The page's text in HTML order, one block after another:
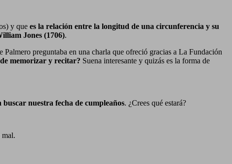
y que es la relación entre la longitud de una circunferencia y su
Jones (1706).
Palmero preguntaba en una charla que ofreció gracias a La Fundación
memorizar y recitar? Suena interesante y quizás es la forma de
buscar nuestra fecha de cumpleaños. ¿Crees qué estará?
mal.